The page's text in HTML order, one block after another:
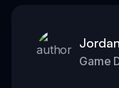
Jordan
Game